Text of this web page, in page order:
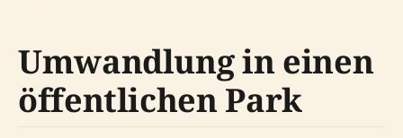
Umwandlung in einen
öffentlichen Park